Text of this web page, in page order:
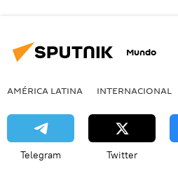
Mundo
AMÉRICA LATINA INTERNACIONAL
Telegram Twitter